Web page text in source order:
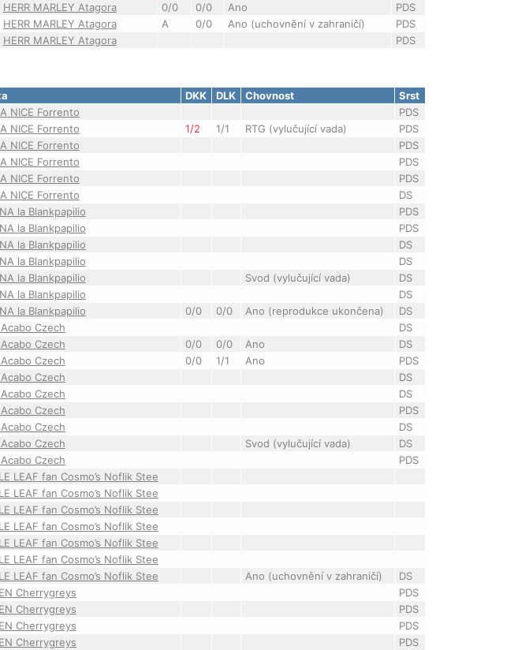
HERR MARLEY Atagora 0/0 0/0 Ano
PDS
HERR MARLEY Atagora A 0/0 Ano (uchovnění v zahraničí)
PDS
HERR MARLEY Atagora PDS
DKK DLK Chovnost
Srst
NICE Forrento
PDS
NICE Forrento 1/2 1/1 RTG (vylučující vada)
PDS
NICE Forrento
PDS
NICE Forrento
PDS
NICE Forrento
PDS
NICE Forrento
DS
la Blankpapilio
PDS
la Blankpapilio
PDS
la Blankpapilio
DS
la Blankpapilio
DS
la Blankpapilio Svod (vylučující vada)
DS
la Blankpapilio
DS
la Blankpapilio 0/0 0/0 Ano (reprodukce ukončena)
DS
Acabo Czech
DS
Acabo Czech 0/0 0/0 Ano
DS
Acabo Czech 0/0 1/1 Ano
PDS
Acabo Czech
DS
Acabo Czech
DS
Acabo Czech
PDS
Acabo Czech
DS
Acabo Czech Svod (vylučující vada)
DS
Acabo Czech
PDS
LEAF fan Cosmo’s Noflik Stee
LEAF fan Cosmo’s Noflik Stee
LEAF fan Cosmo’s Noflik Stee
LEAF fan Cosmo’s Noflik Stee
LEAF fan Cosmo’s Noflik Stee
LEAF fan Cosmo’s Noflik Stee
LEAF fan Cosmo’s Noflik Stee Ano (uchovnění v zahraničí)
DS
Cherrygreys
PDS
Cherrygreys
PDS
Cherrygreys
PDS
Cherrygreys PDS